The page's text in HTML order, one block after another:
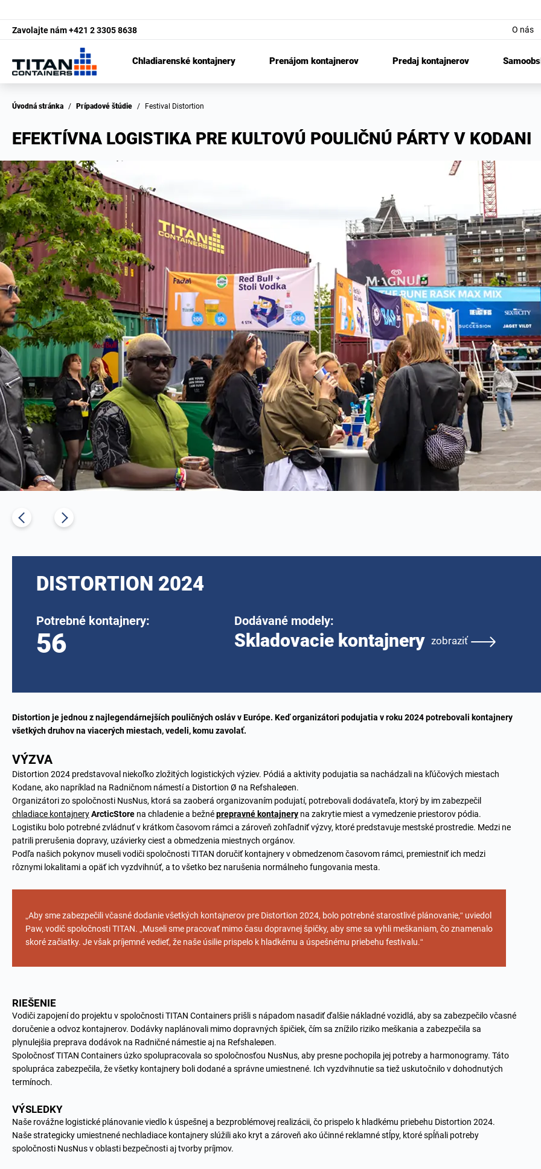
Zavolajte nám+421 2 3305 8638 O nás
Chladiarenské kontajnery Prenájom kontajnerov Predaj kontajnerov
Úvodná stránka / Prípadové štúdie / Festival Distortion
EFEKTÍVNA LOGISTIKA PRE KULTOVÚ POULIČNÚ PÁRTY V KODANI
DISTORTION 2024
Potrebné kontajnery:
56
Dodávané modely:
Skladovacie kontajnery zobraziť
Distortion je jednou z najlegendárnejších pouličných osláv v Európe. Keď organizátori podujatia v roku 2024 potrebovali kontajnery
všetkých druhov na viacerých miestach, vedeli, komu zavolať.
VÝZVA
Distortion 2024 predstavoval niekoľko zložitých logistických výziev. Pódiá a aktivity podujatia sa nachádzali na kľúčových miestach
Kodane, ako napríklad na Radničnom námestí a Distortion Ø na Refshaleøen.
Organizátori zo spoločnosti NusNus, ktorá sa zaoberá organizovaním podujatí, potrebovali dodávateľa, ktorý by im zabezpečil
chladiace kontajneryArcticStore na chladenie a bežnéprepravné kontajnery na zakrytie miest a vymedzenie priestorov pódia.
Logistiku bolo potrebné zvládnuť v krátkom časovom rámci a zároveň zohľadniť výzvy, ktoré predstavuje mestské prostredie. Medzi ne
patrili prerušenia dopravy, uzávierky ciest a obmedzenia miestnych orgánov.
Podľa našich pokynov museli vodiči spoločnosti TITAN doručiť kontajnery v obmedzenom časovom rámci, premiestniť ich medzi
rôznymi lokalitami a opäť ich vyzdvihnúť, a to všetko bez narušenia normálneho fungovania mesta.
„Aby sme zabezpečili včasné dodanie všetkých kontajnerov pre Distortion 2024, bolo potrebné starostlivé plánovanie,“ uviedol
Paw, vodič spoločnosti TITAN. „Museli sme pracovať mimo času dopravnej špičky, aby sme sa vyhli meškaniam, čo znamenalo
skoré začiatky. Je však príjemné vedieť, že naše úsilie prispelo k hladkému a úspešnému priebehu festivalu.“
RIEŠENIE
Vodiči zapojení do projektu v spoločnosti TITAN Containers prišli s nápadom nasadiť ďalšie nákladné vozidlá, aby sa zabezpečilo včasné
doručenie a odvoz kontajnerov. Dodávky naplánovali mimo dopravných špičiek, čím sa znížilo riziko meškania a zabezpečila sa
plynulejšia preprava dodávok na Radničné námestie aj na Refshaleøen.
Spoločnosť TITAN Containers úzko spolupracovala so spoločnosťou NusNus, aby presne pochopila jej potreby a harmonogramy. Táto
spolupráca zabezpečila, že všetky kontajnery boli dodané a správne umiestnené. Ich vyzdvihnutie sa tiež uskutočnilo v dohodnutých
termínoch.
VÝSLEDKY
Naše rovážne logistické plánovanie viedlo k úspešnej a bezproblémovej realizácii, čo prispelo k hladkému priebehu Distortion 2024.
Naše strategicky umiestnené nechladiace kontajnery slúžili ako kryt a zároveň ako účinné reklamné stĺpy, ktoré spĺňali potreby
spoločnosti NusNus v oblasti bezpečnosti aj tvorby príjmov.